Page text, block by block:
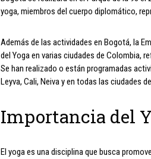
yoga, miembros del cuerpo diplomático,
Además de las actividades en Bogotá, la
del Yoga en varias ciudades de Colombia,
Se han realizado o están programadas
Leyva, Cali, Neiva y en todas las ciudades
Importancia del
El yoga es una disciplina que busca